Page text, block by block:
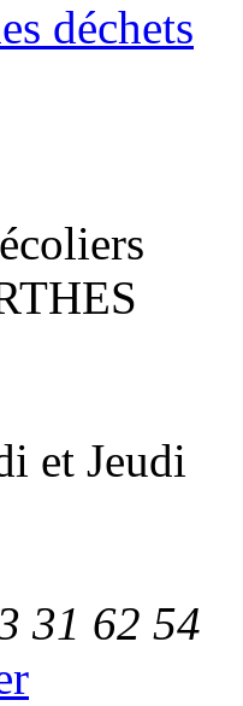
déchets
et Jeudi
31 62 54